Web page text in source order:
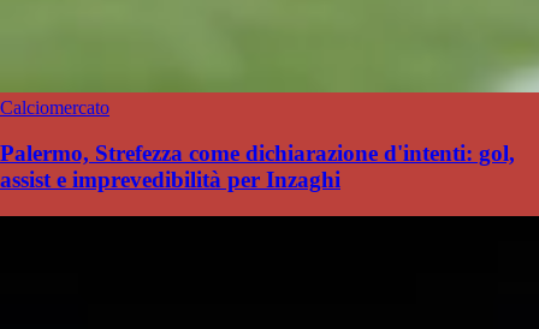
Calciomercato
Palermo, Strefezza come dichiarazione d'intenti: gol,
assist e imprevedibilità per Inzaghi